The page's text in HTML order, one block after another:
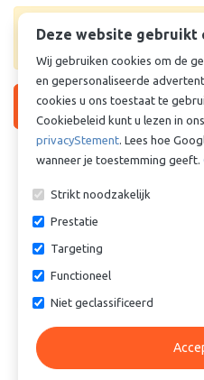
Levertijd & prijs onbekend.
Vraag offerte aan
Cilinderbus - Lagerbus -
Glijlager - TEF-MET - Staal /
PTFE - 50/55x65 mm
Deze website gebruikt
Wij gebruiken cookies om de
en gepersonaliseerde
cookies u ons toestaat te
Cookiebeleid kunt u lezen in
privacyStement. Lees hoe
wanneer je toestemming geeft.
Strikt noodzakelijk
Prestatie
Targeting
Functioneel
Niet geclassificeerd